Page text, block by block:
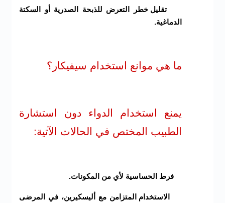
تقليل خطر التعرض للذبحة الصدرية أو السكتة
الدماغية.
ما هي موانع استخدام سيفيكار؟
يمنع استخدام الدواء دون استشارة
الطبيب المختص في الحالات الآتية:
فرط الحساسية لأي من المكونات.
الاستخدام المتزامن مع أليسكيرين، في المرضى